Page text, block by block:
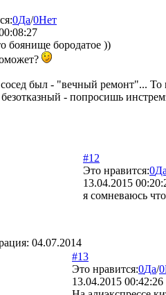
0Да/0Нет
боянище бородатое ))
был - "вечный ремонт"... То
безотказный - попросишь
04.07.2014
#12
Это нравится:0Да
13.04.2015
я сомневаюсь
#13
Это нравится:0Да/0
13.04.2015 00:42:26